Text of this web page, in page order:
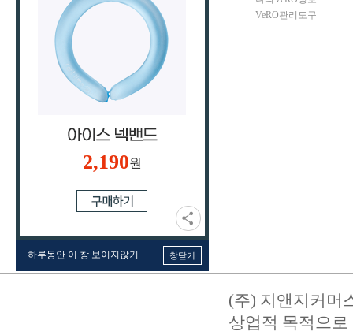
2,190원
하루동안 이 창 보이지않기 창닫기
VeRO관리도구
(주) 지앤지커머
상업적 목적으